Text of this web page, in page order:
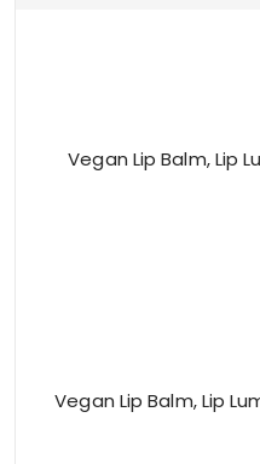
Vegan Lip Balm, Lip
Vegan Lip Balm, Lip